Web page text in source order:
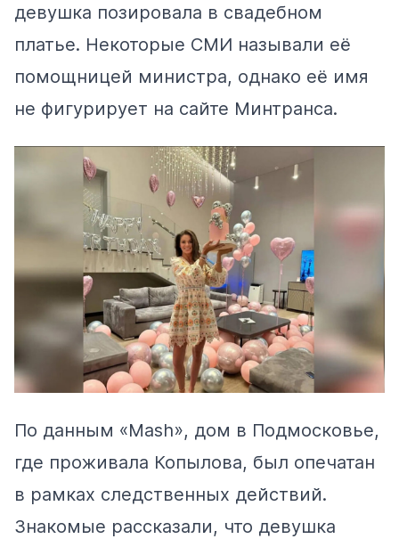
девушка позировала в свадебном
платье. Некоторые СМИ называли её
помощницей министра, однако её имя
не фигурирует на сайте Минтранса.
По данным «Mash», дом в Подмосковье,
где проживала Копылова, был опечатан
в рамках следственных действий.
Знакомые рассказали, что девушка